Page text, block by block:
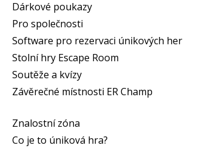
Dárkové poukazy
Pro společnosti
Software pro rezervaci únikových her
Stolní hry Escape Room
Soutěže a kvízy
Závěrečné místnosti ER Champ
Znalostní zóna
Co je to úniková hra?